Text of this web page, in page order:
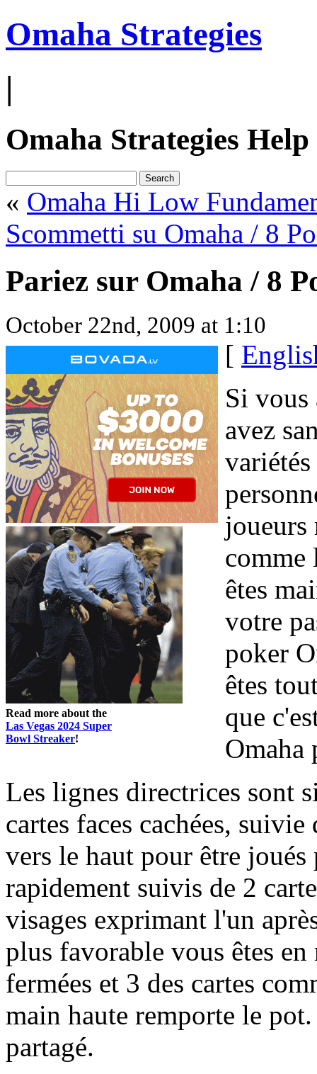
Omaha Strategies
|
Omaha Strategies Help
« Omaha Hi Low
Scommetti su Omaha / 8
Pariez sur Omaha / 8
October 22nd, 2009 at 1:10
Read more about the
Las Vegas 2024 Super
Bowl Streaker!
[
Si vous
avez
joueurs
comme
êtes
votre
poker
êtes
que
Omaha
Les lignes directrices sont
cartes faces cachées,
vers le haut pour être
rapidement suivis de 2
visages exprimant l'un
plus favorable vous êtes
fermées et 3 des cartes
main haute remporte le
partagé.